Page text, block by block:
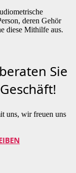
deren Gehör
diese Mithilfe aus.
Sie
uns, wir freuen uns